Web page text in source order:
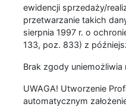
ewidencji sprzedaży/
przetwarzanie takich
sierpnia 1997 r. o
133, poz. 833) z
Brak zgody
UWAGA! Utworzenie
automatycznym